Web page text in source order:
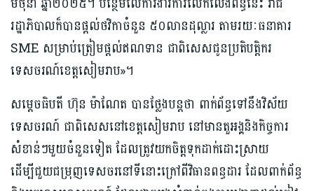
រដ្ឋាភិបាលក៏បានផ្តល់ថវិកាចំនួន ៥០លានដុល្លារ តាមរយៈធនាគារ
SME សម្រាប់ត្រៀមផ្តល់ឥណទាន ជាពិសេសជូន​ប្រតិបត្តិករ
ទេសចរណ៍ខេត្តសៀមរាប»។
សម្តេចធិបតី ហ៊ុន ម៉ាណែត បានថ្លែងបន្តថា ពាក់ព័ន្ធទៅនឹងវិស័យ
ទេសចរណ៍ ជាពិសេសនៅខេត្តសៀមរាប នៅមានតួអង្គនិងកិច្ចការ
សំខាន់ៗមួយចំ​នួនទៀត ដែលត្រូវយកចិត្តទុកដាក់ដោះស្រាយ
ដើម្បីជួយជម្រុញទេសចរនៅទីនោះក្រៅពីវិធានពន្ធដារ ដែលពាក់ព័ន្ធ